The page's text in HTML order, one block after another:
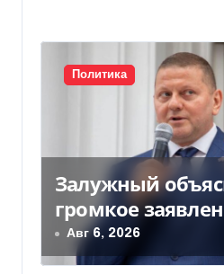
и
с
м
Политика
Залужный
громкое
вступлении
Авг 6, 2026